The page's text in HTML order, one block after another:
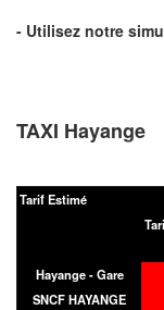
- Utilisez notre
TAXI Hayange
Tarif Estimé
Hayange - Gare
SNCF HAYANGE